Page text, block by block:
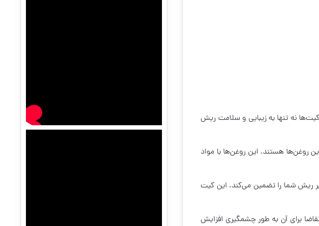
نه تنها به زیبایی و سلامت ریش
هستند. این روغن‌ها با مواد
ریش شما را تضمین می‌کند. این کیت
برای آن به طور چشمگیری افزایش